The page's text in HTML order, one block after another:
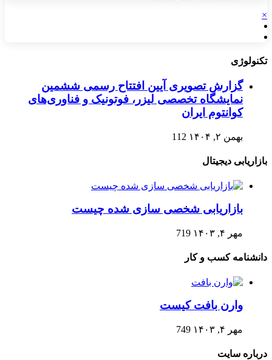
×
تکنولوژی
گزارش تصویری آیین افتتاح رسمی ششمین
نمایشگاه تخصصی لیزر، فوتونیک و فناوری‌های
کوانتوم ایران
بهمن ۲, ۱۴۰۴ 112
بازاریابی دیجیتال
بازاریابی شخصی سازی شده چیست
مهر ۴, ۱۴۰۳ 719
دانشنامه کسب و کار
وارن بافت کیست
مهر ۴, ۱۴۰۳ 749
درباره سایت